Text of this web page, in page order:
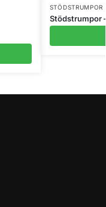
STÖDSTRUMPOR
Stödstrumpor